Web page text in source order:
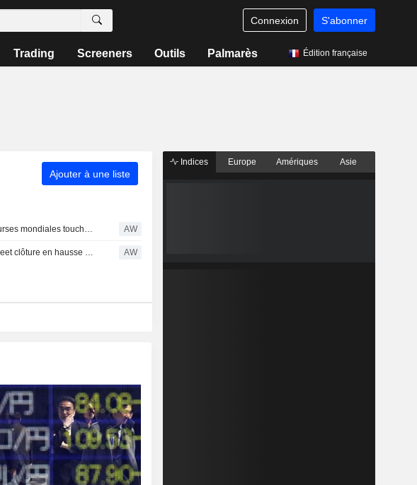
Connexion S'abonner
Trading Screeners Outils Palmarès Édition française
Ajouter à une liste
Les Bourses mondiales touchent des sommets après l'emploi américain AW
Wall Street clôture en hausse après l'emploi américain AW
Indices Europe Amériques Asie